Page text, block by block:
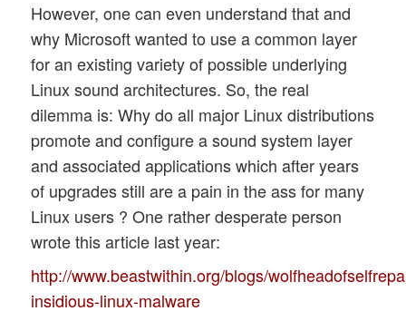
However, one can even understand that and
why Microsoft wanted to use a common layer
for an existing variety of possible underlying
Linux sound architectures. So, the real
dilemma is: Why do all major Linux distributions
promote and configure a sound system layer
and associated applications which after years
of upgrades still are a pain in the ass for many
Linux users ? One rather desperate person
wrote this article last year:
http://www.beastwithin.org/blogs/
insidious-linux-malware